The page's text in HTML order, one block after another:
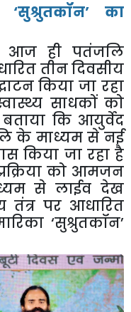
का
आज ही पतंजलि
तीन दिवसीय
किया जा रहा
साधकों को
कि आयुर्वेद
के माध्यम से नई
किया जा रहा है
को आमजन
से लाईव देख
पर आधारित
‘सुश्रुतकॉन’